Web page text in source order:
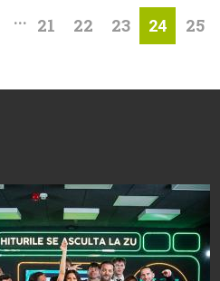
... 21 22 23 24 25